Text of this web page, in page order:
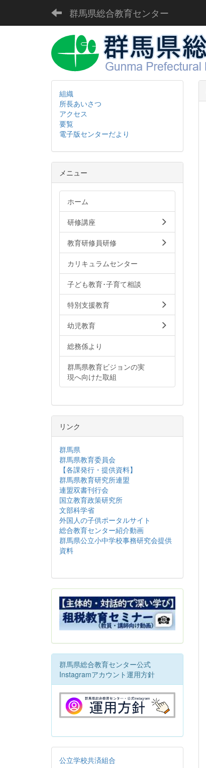
群馬県総合教育センター
組織
所長あいさつ
アクセス
要覧
電子版センターだより
メニュー
ホーム
研修講座
教育研修員研修
カリキュラムセンター
子ども教育･子育て相談
特別支援教育
幼児教育
総務係より
群馬県教育ビジョンの実
現へ向けた取組
リンク
群馬県
群馬県教育委員会
【各課発行・提供資料】
群馬県教育研究所連盟
連盟双書刊行会
国立教育政策研究所
文部科学省
外国人の子供ポータルサイト
総合教育センター紹介動画
群馬県公立小中学校事務研究会提供
資料
群馬県総合教育センター公式
Instagramアカウント運用方針
公立学校共済組合